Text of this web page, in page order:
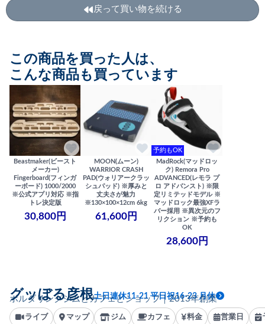
戻って買い物を続ける
この商品を買った人は、
こんな商品も買っています
Beastmaker(ビースト
メーカー)
Fingerboard(フィンガ
ーボード) 1000/2000
※公式アプリ対応 ※指
トレ決定版
30,800円
MOON(ムーン)
WARRIOR CRASH
PAD(ウォリアークラッ
シュパッド) ※厚みと
丈夫さが魅力
※130×100×12cm 6kg
61,600円
予約もOK
MadRock(マッドロッ
ク) Remora Pro
ADVANCED(レモラ プ
ロ アドバンスト) ※限
定リミテッドモデル ※
マッドロック最強XFラ
バー採用 ※異次元のフ
リクション ※予約も
OK
28,600円
ボルダリングジムとカフェとショップ｜2013年創業
グッぼる彦根土日連休11-21 平日祝16-23 月休
ライブ マップ ジム カフェ 料金 営業日